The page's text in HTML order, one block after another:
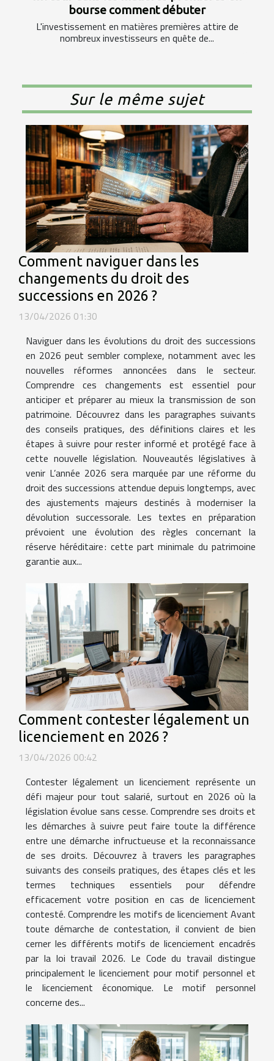
bourse comment débuter
L'investissement en matières premières attire de
nombreux investisseurs en quête de...
Sur le même sujet
Comment naviguer dans les
changements du droit des
successions en 2026 ?
13/04/2026 01:30
Naviguer dans les évolutions du droit des successions
en 2026 peut sembler complexe, notamment avec les
nouvelles réformes annoncées dans le secteur.
Comprendre ces changements est essentiel pour
anticiper et préparer au mieux la transmission de son
patrimoine. Découvrez dans les paragraphes suivants
des conseils pratiques, des définitions claires et les
étapes à suivre pour rester informé et protégé face à
cette nouvelle législation. Nouveautés législatives à
venir L’année 2026 sera marquée par une réforme du
droit des successions attendue depuis longtemps, avec
des ajustements majeurs destinés à moderniser la
dévolution successorale. Les textes en préparation
prévoient une évolution des règles concernant la
réserve héréditaire : cette part minimale du patrimoine
garantie aux...
Comment contester légalement un
licenciement en 2026 ?
13/04/2026 00:42
Contester légalement un licenciement représente un
défi majeur pour tout salarié, surtout en 2026 où la
législation évolue sans cesse. Comprendre ses droits et
les démarches à suivre peut faire toute la différence
entre une démarche infructueuse et la reconnaissance
de ses droits. Découvrez à travers les paragraphes
suivants des conseils pratiques, des étapes clés et les
termes techniques essentiels pour défendre
efficacement votre position en cas de licenciement
contesté. Comprendre les motifs de licenciement Avant
toute démarche de contestation, il convient de bien
cerner les différents motifs de licenciement encadrés
par la loi travail 2026. Le Code du travail distingue
principalement le licenciement pour motif personnel et
le licenciement économique. Le motif personnel
concerne des...